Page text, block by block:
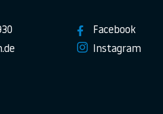
Facebook
Instagram